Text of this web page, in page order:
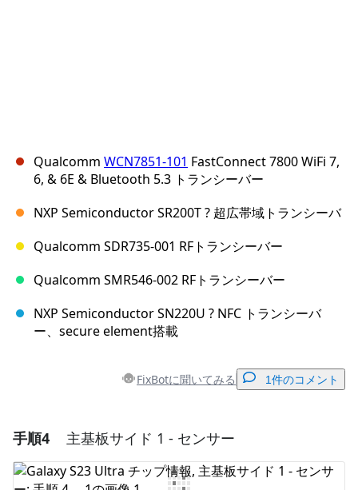
Qualcomm WCN7851-101 FastConnect 7800 WiFi 7,
6, & 6E & Bluetooth 5.3 トランシーバー
NXP Semiconductor SR200T ? 超広帯域トランシーバ
Qualcomm SDR735-001 RFトランシーバー
Qualcomm SMR546-002 RFトランシーバー
NXP Semiconductor SN220U ? NFC トランシーバ
ー、secure element搭載
FixBotに聞いてみる 1件のコメント
コメントを追加
コメントを追加
手順4 主基板サイド 1 - センサー